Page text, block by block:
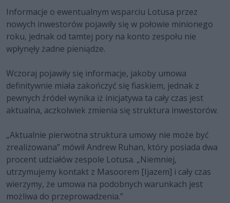
Informacje o ewentualnym wsparciu Lotusa przez
nowych inwestorów pojawiły się w połowie minionego
roku, jednak od tamtej pory na konto zespołu nie
wpłynęły żadne pieniądze.
Wczoraj pojawiły się informacje, jakoby umowa
definitywnie miała zakończyć się fiaskiem, jednak z
pewnych źródeł wynika iż inicjatywa ta cały czas jest
aktualna, aczkolwiek zmienia się struktura inwestorów.
„Aktualnie pierwotna struktura umowy nie może być
zrealizowana” mówił Andrew Ruhan, który posiada dwa
procent udziałów zespole Lotusa. „Niemniej,
utrzymujemy kontakt z Masoorem [Ijazem] i cały czas
wierzymy, że umowa na podobnych warunkach jest
możliwa do przeprowadzenia.”